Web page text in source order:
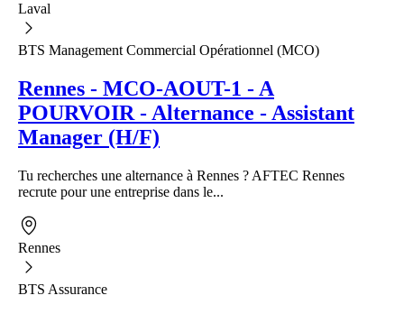
Laval
BTS Management Commercial Opérationnel (MCO)
Rennes - MCO-AOUT-1 - A
POURVOIR - Alternance - Assistant
Manager (H/F)
Tu recherches une alternance à Rennes ? AFTEC Rennes
recrute pour une entreprise dans le...
Rennes
BTS Assurance